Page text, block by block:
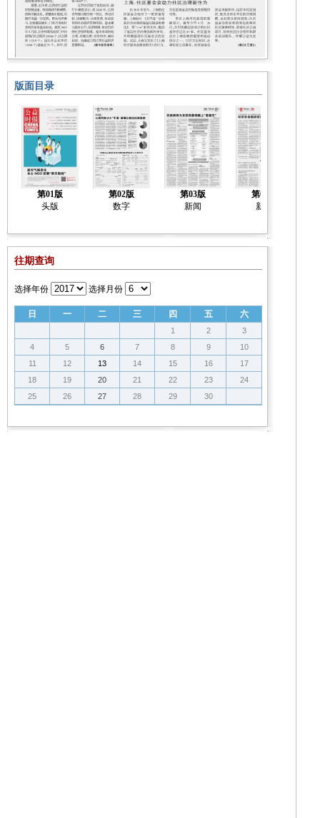
版面目录
第01版
头版
第02版
数字
第03版
新闻
第04版
新闻
往期查询
选择年份 选择月份
日 一 二 三 四 五 六
1 2
3
4
5 6 7 8 9
10
11
12 13 14 15 16
17
18
19 20 21 22 23
24
25
26 27 28 29 30